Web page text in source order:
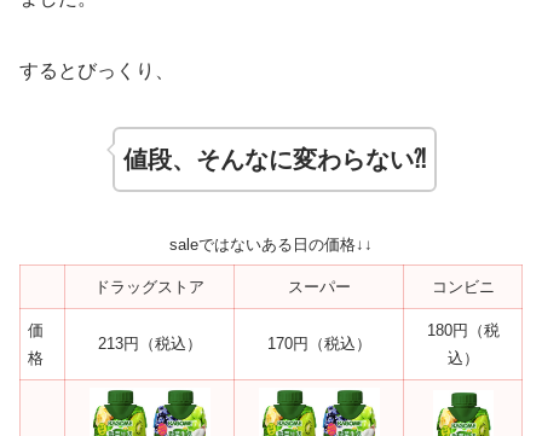
するとびっくり、
値段、そんなに変わらない⁈
saleではないある日の価格↓↓
ドラッグストア スーパー コンビニ
価
格
213円（税込） 170円（税込）
180円（税
込）